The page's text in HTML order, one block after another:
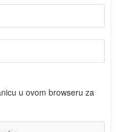
u ovom browseru za